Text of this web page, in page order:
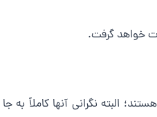
خواهد گرفت.
البته نگرانی آنها کاملاً